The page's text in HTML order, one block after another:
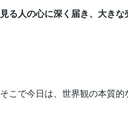
見る人の心に深く届き、大きな
そこで今日は、世界観の本質的